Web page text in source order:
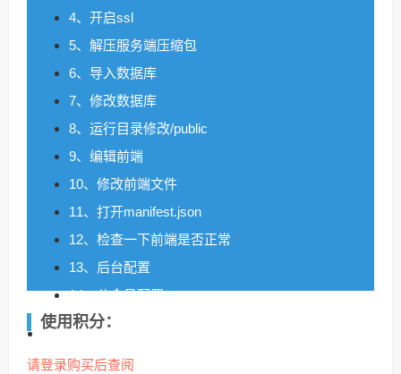
4、开启ssl
5、解压服务端压缩包
6、导入数据库
7、修改数据库
8、运行目录修改/public
9、编辑前端
10、修改前端文件
11、打开manifest.json
12、检查一下前端是否正常
13、后台配置
14、公众号配置
打包h5
使用积分：
请登录购买后查阅